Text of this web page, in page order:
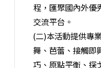
程，匯聚國內外優
交流平台。
(二)本活動提供專
舞、芭蕾、接觸即
巧、原點平衡、探